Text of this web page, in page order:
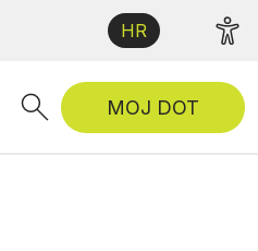
HR
MOJ DOT